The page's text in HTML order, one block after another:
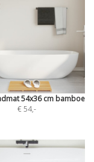
54x36 cm bamboe
€ 54,-